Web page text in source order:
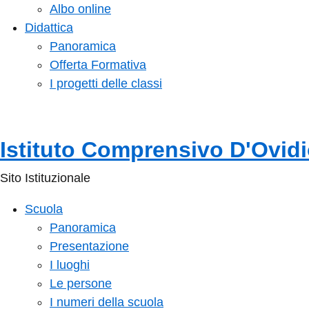
Albo online
Didattica
Panoramica
Offerta Formativa
I progetti delle classi
Istituto Comprensivo
Sito Istituzionale
Scuola
Panoramica
Presentazione
I luoghi
Le persone
I numeri della scuola